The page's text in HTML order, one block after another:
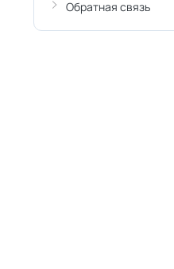
Обратная связь